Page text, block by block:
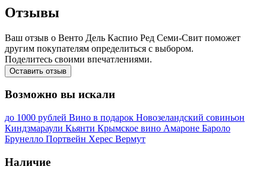
Отзывы
Ваш отзыв о Венто Дель Каспио Ред Семи-Свит поможет
другим покупателям определиться с выбором.
Поделитесь своими впечатлениями.
Оставить отзыв
Возможно вы искали
до 1000 рублей Вино в подарок Новозеландский совиньон
Киндзмараули Кьянти Крымское вино Амароне Бароло
Брунелло Портвейн Херес Вермут
Наличие